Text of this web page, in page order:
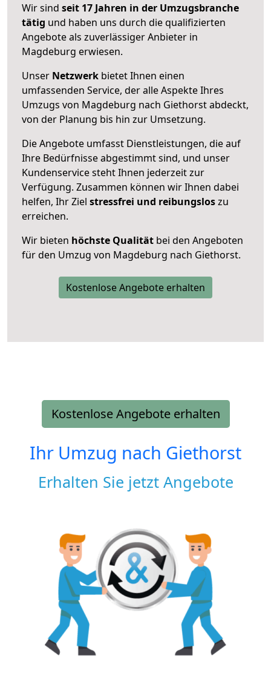
Wir sind seit 17 Jahren in der Umzugsbranche
tätig und haben uns durch die qualifizierten
Angebote als zuverlässiger Anbieter in
Magdeburg erwiesen.
Unser Netzwerk bietet Ihnen einen
umfassenden Service, der alle Aspekte Ihres
Umzugs von Magdeburg nach Giethorst abdeckt,
von der Planung bis hin zur Umsetzung.
Die Angebote umfasst Dienstleistungen, die auf
Ihre Bedürfnisse abgestimmt sind, und unser
Kundenservice steht Ihnen jederzeit zur
Verfügung. Zusammen können wir Ihnen dabei
helfen, Ihr Ziel stressfrei und reibungsloszu
erreichen.
Wir bieten höchste Qualität bei den Angeboten
für den Umzug von Magdeburg nach Giethorst.
Kostenlose Angebote erhalten
Kostenlose Angebote erhalten
Ihr Umzug nach Giethorst
Erhalten Sie jetzt Angebote